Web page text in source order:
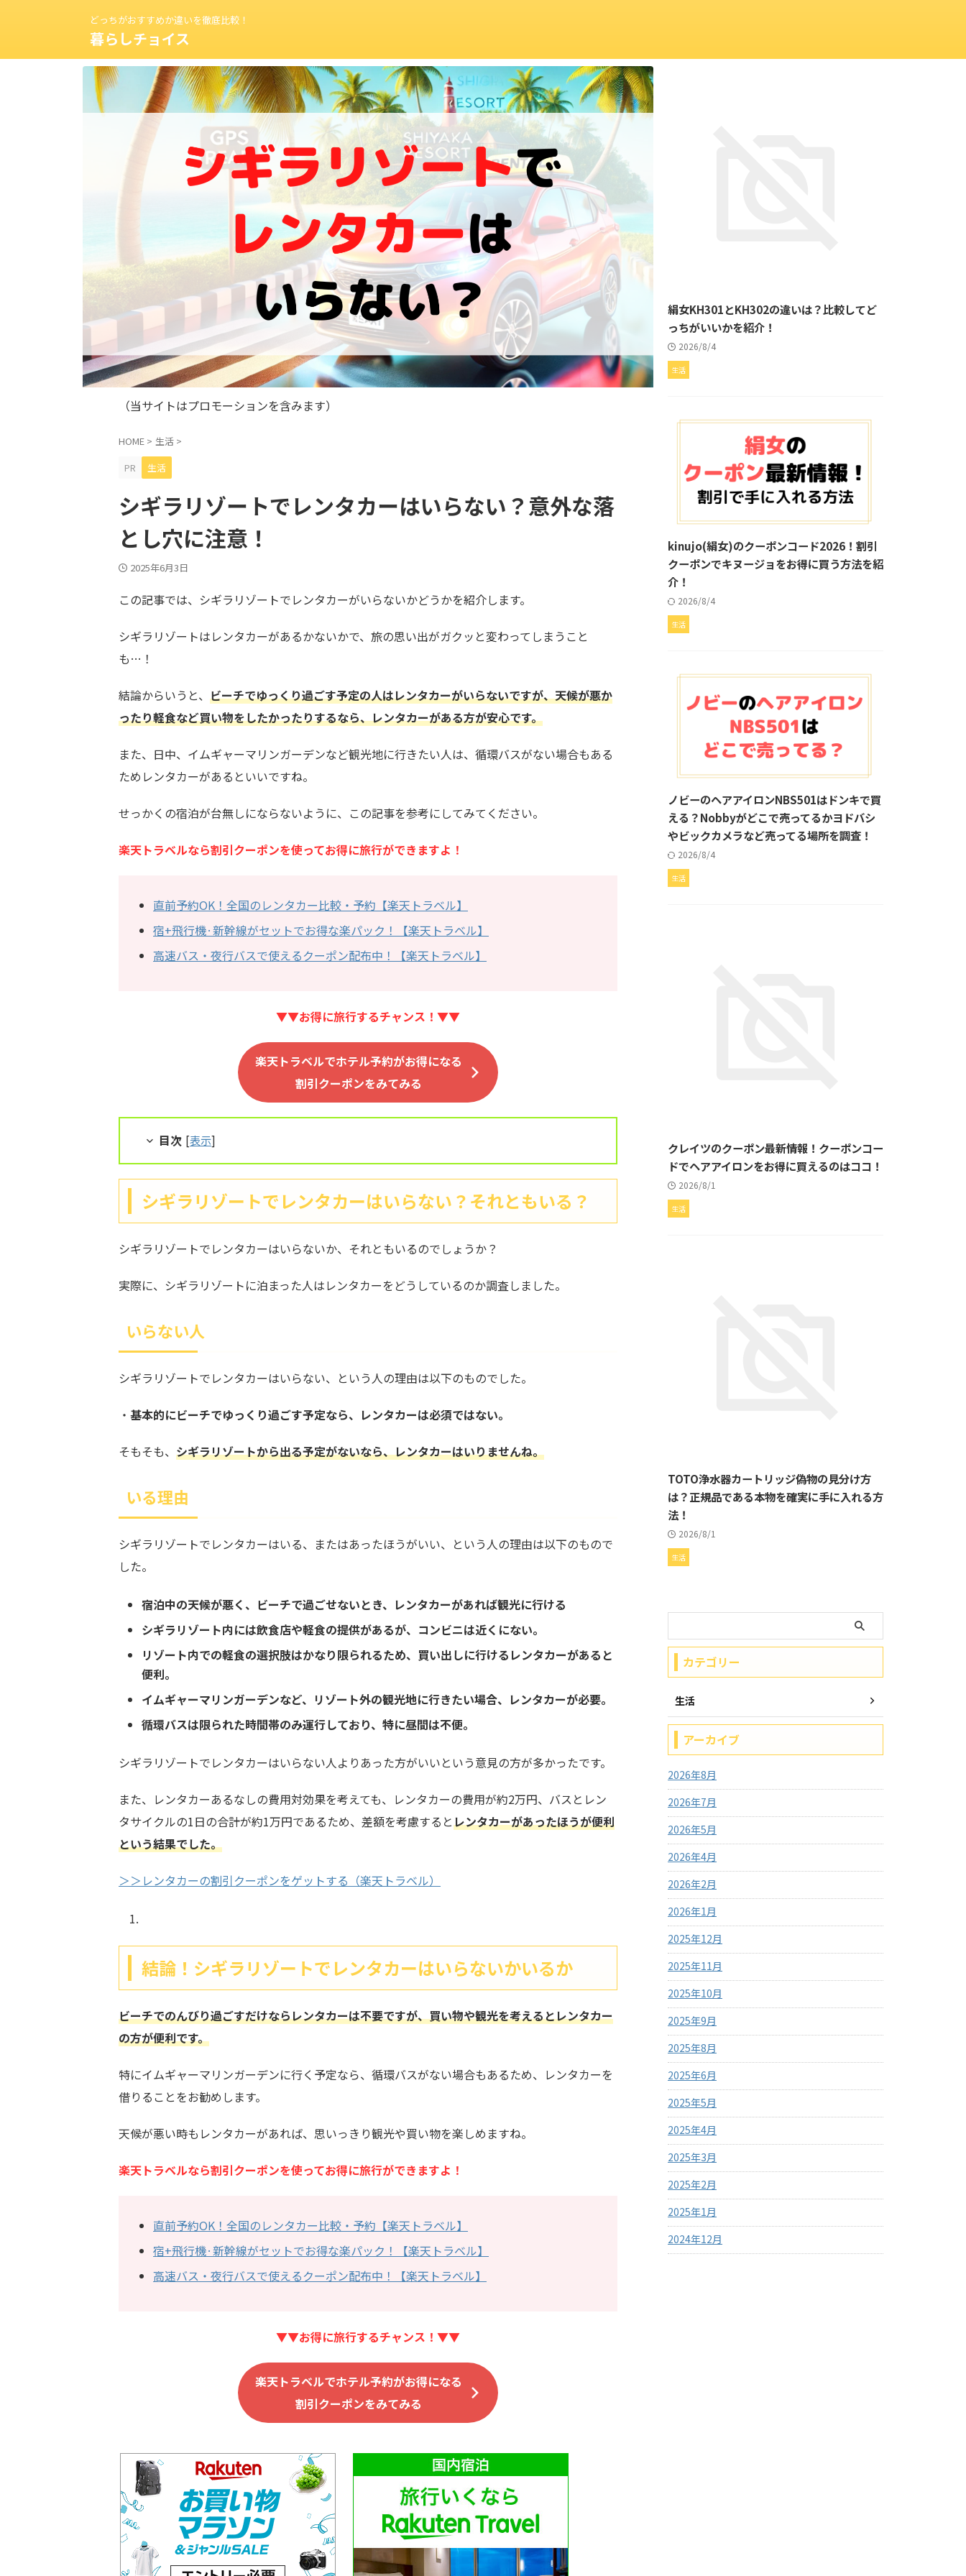
どっちがおすすめか違いを徹底比較！
暮らしチョイス
（当サイトはプロモーションを含みます）
HOME > 生活 >
PR
生活
シギラリゾートでレンタカーはいらない？意外な落
とし穴に注意！
2025年6月3日
この記事では、シギラリゾートでレンタカーがいらないかどうかを紹介します。
シギラリゾートはレンタカーがあるかないかで、旅の思い出がガクッと変わってしまうこと
も…！
結論からいうと、 ビーチでゆっくり過ごす予定の人はレンタカーがいらないですが、天候が悪か
ったり軽食など買い物をしたかったりするなら、レンタカーがある方が安心です。
また、日中、イムギャーマリンガーデンなど観光地に行きたい人は、循環バスがない場合もある
ためレンタカーがあるといいですね。
せっかくの宿泊が台無しにならないように、この記事を参考にしてみてください。
楽天トラベルなら割引クーポンを使ってお得に旅行ができますよ！
直前予約OK！全国のレンタカー比較・予約【楽天トラベル】
宿+飛行機·新幹線がセットでお得な楽パック！【楽天トラベル】
高速バス・夜行バスで使えるクーポン配布中！【楽天トラベル】
▼▼お得に旅行するチャンス！▼▼
楽天トラベルでホテル予約がお得になる
割引クーポンをみてみる
目次 [表示]
シギラリゾートでレンタカーはいらない？それともいる？
シギラリゾートでレンタカーはいらないか、それともいるのでしょうか？
実際に、シギラリゾートに泊まった人はレンタカーをどうしているのか調査しました。
いらない人
シギラリゾートでレンタカーはいらない、という人の理由は以下のものでした。
・ 基本的にビーチでゆっくり過ごす予定なら、レンタカーは必須ではない。
そもそも、 シギラリゾートから出る予定がないなら、レンタカーはいりませんね。
いる理由
シギラリゾートでレンタカーはいる、またはあったほうがいい、という人の理由は以下のもので
した。
宿泊中の天候が悪く、ビーチで過ごせないとき、レンタカーがあれば観光に行ける
シギラリゾート内には飲食店や軽食の提供があるが、コンビニは近くにない。
リゾート内での軽食の選択肢はかなり限られるため、買い出しに行けるレンタカーがあると
便利。
イムギャーマリンガーデンなど、リゾート外の観光地に行きたい場合、レンタカーが必要。
循環バスは限られた時間帯のみ運行しており、特に昼間は不便。
シギラリゾートでレンタカーはいらない人よりあった方がいいという意見の方が多かったです。
また、レンタカーあるなしの費用対効果を考えても、レンタカーの費用が約2万円、バスとレン
タサイクルの1日の合計が約1万円であるため、差額を考慮するとレンタカーがあったほうが便利
という結果でした。
＞＞レンタカーの割引クーポンをゲットする（楽天トラベル）
結論！シギラリゾートでレンタカーはいらないかいるか
ビーチでのんびり過ごすだけならレンタカーは不要ですが、買い物や観光を考えるとレンタカー
の方が便利です。
特にイムギャーマリンガーデンに行く予定なら、循環バスがない場合もあるため、レンタカーを
借りることをお勧めします。
天候が悪い時もレンタカーがあれば、思いっきり観光や買い物を楽しめますね。
楽天トラベルなら割引クーポンを使ってお得に旅行ができますよ！
直前予約OK！全国のレンタカー比較・予約【楽天トラベル】
宿+飛行機·新幹線がセットでお得な楽パック！【楽天トラベル】
高速バス・夜行バスで使えるクーポン配布中！【楽天トラベル】
▼▼お得に旅行するチャンス！▼▼
楽天トラベルでホテル予約がお得になる
割引クーポンをみてみる
絹女KH301とKH302の違いは？比較してど
っちがいいかを紹介！
2026/8/4
生活
kinujo(絹女)のクーポンコード2026！割引
クーポンでキヌージョをお得に買う方法を紹
介！
2026/8/4
生活
ノビーのヘアアイロンNBS501はドンキで買
える？Nobbyがどこで売ってるかヨドバシ
やビックカメラなど売ってる場所を調査！
2026/8/4
生活
クレイツのクーポン最新情報！クーポンコー
ドでヘアアイロンをお得に買えるのはココ！
2026/8/1
生活
TOTO浄水器カートリッジ偽物の見分け方
は？正規品である本物を確実に手に入れる方
法！
2026/8/1
生活
カテゴリー
生活
アーカイブ
2026年8月
2026年7月
2026年5月
2026年4月
2026年2月
2026年1月
2025年12月
2025年11月
2025年10月
2025年9月
2025年8月
2025年6月
2025年5月
2025年4月
2025年3月
2025年2月
2025年1月
2024年12月